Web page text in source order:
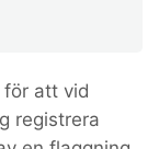
att vid
registrera